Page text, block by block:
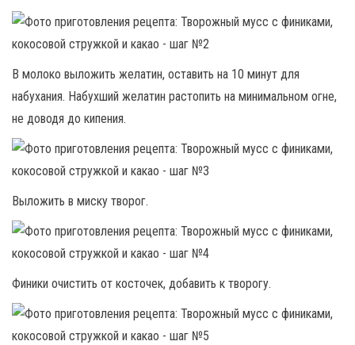
В молоко выложить желатин, оставить на 10 минут для
набухания. Набухший желатин растопить на минимальном огне,
не доводя до кипения.
Выложить в миску творог.
Финики очистить от косточек, добавить к творогу.